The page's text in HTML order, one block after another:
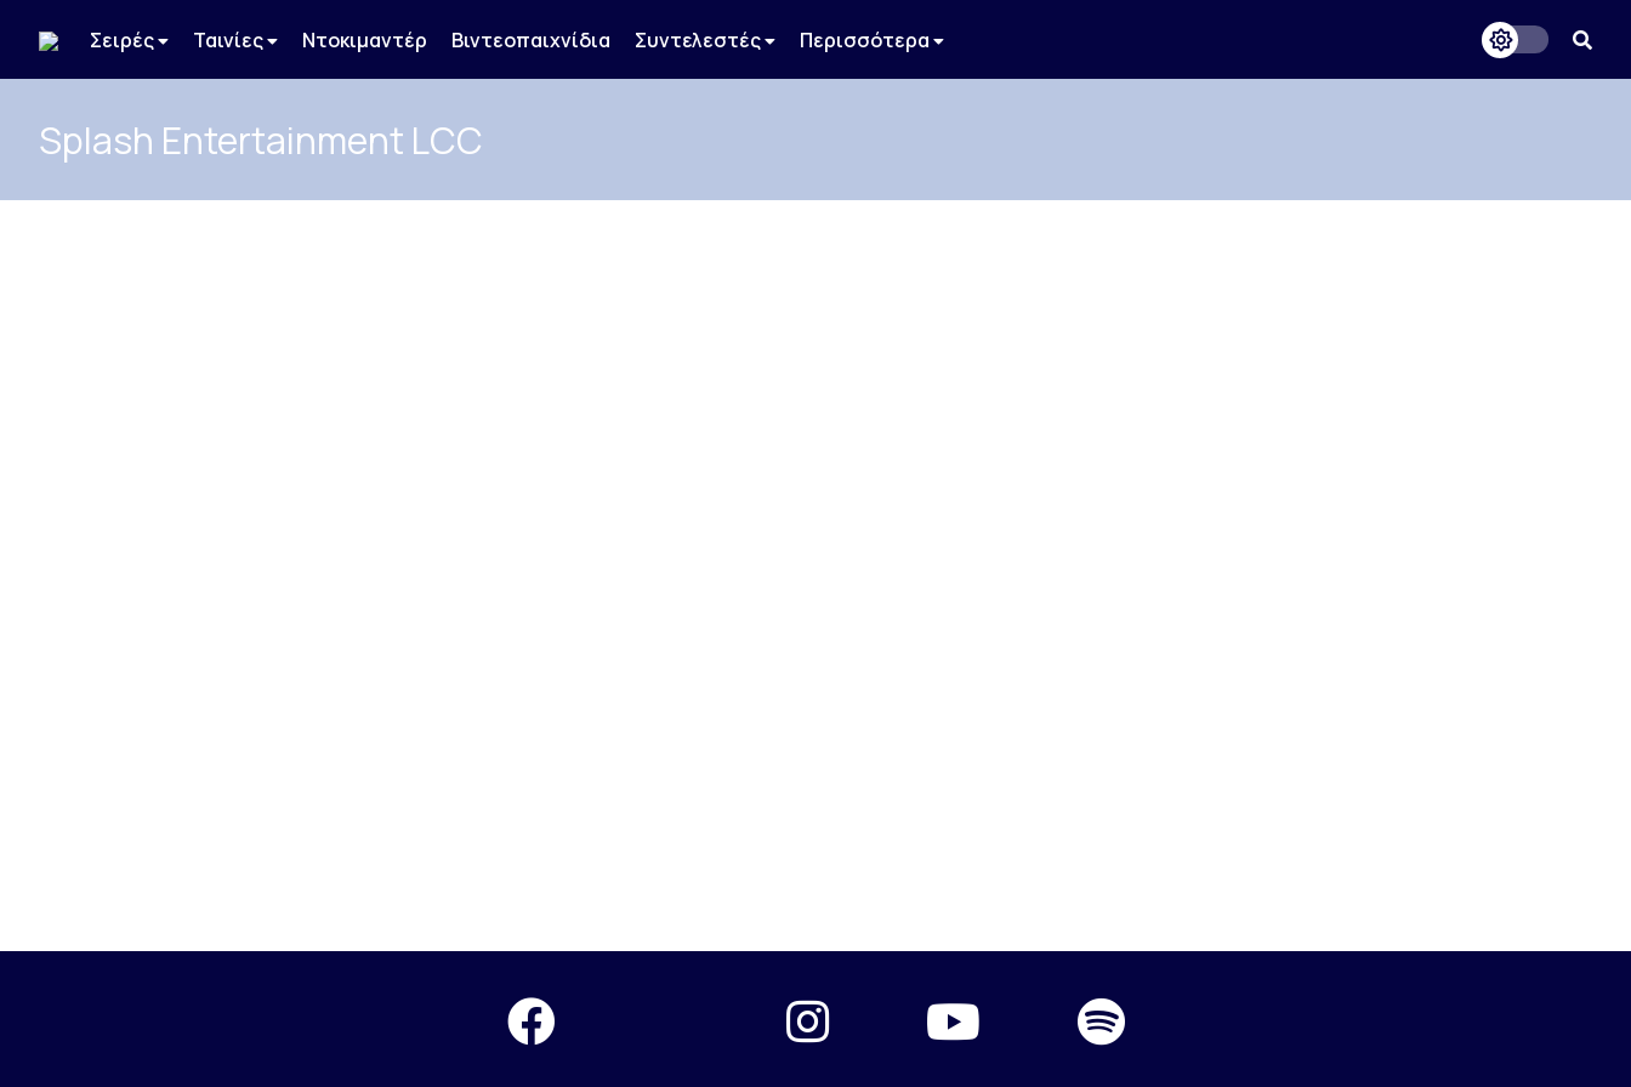
Σειρές Ταινίες Ντοκιμαντέρ Βιντεοπαιχνίδια Συντελεστές Περισσότερα
Splash Entertainment LCC